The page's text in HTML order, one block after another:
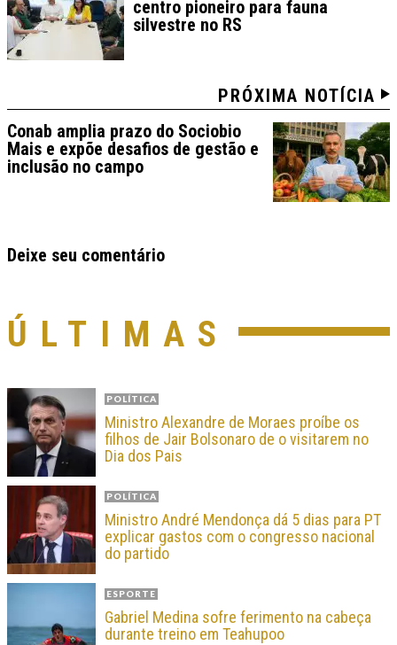
centro pioneiro para fauna
silvestre no RS
PRÓXIMA NOTÍCIA
Conab amplia prazo do Sociobio
Mais e expõe desafios de gestão e
inclusão no campo
Deixe seu comentário
ÚLTIMAS
POLÍTICA
Ministro Alexandre de Moraes proíbe os
filhos de Jair Bolsonaro de o visitarem no
Dia dos Pais
POLÍTICA
Ministro André Mendonça dá 5 dias para PT
explicar gastos com o congresso nacional
do partido
ESPORTE
Gabriel Medina sofre ferimento na cabeça
durante treino em Teahupoo